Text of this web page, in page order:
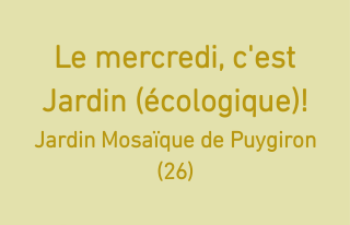
Le mercredi, c'est
Jardin (écologique)!
Jardin Mosaïque de Puygiron
(26)